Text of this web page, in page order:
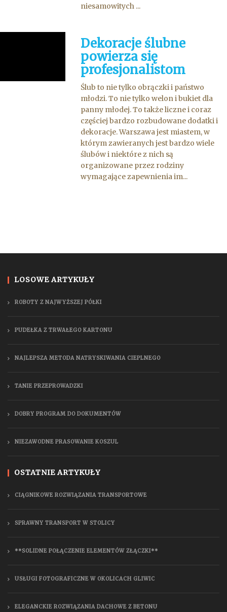
niesamowitych ...
Dekoracje ślubne
powierza się
profesjonalistom
Ślub to nie tylko obrączki i państwo
młodzi. To nie tylko welon i bukiet dla
panny młodej. To także liczne i coraz
częściej bardzo rozbudowane dodatki i
dekoracje. Warszawa jest miastem, w
którym zawieranych jest bardzo wiele
ślubów i niektóre z nich są
organizowane przez rodziny
wymagające zapewnienia im...
LOSOWE ARTYKUŁY
ROBOTY Z NAJWYŻSZEJ PÓŁKI
PUDEŁKA Z TRWAŁEGO KARTONU
NAJLEPSZA METODA NATRYSKIWANIA CIEPLNEGO
TANIE PRZEPROWADZKI
DOBRY PROGRAM DO DOKUMENTÓW
NIEZAWODNE PRASOWANIE KOSZUL
OSTATNIE ARTYKUŁY
CIĄGNIKOWE ROZWIĄZANIA TRANSPORTOWE
SPRAWNY TRANSPORT W STOLICY
**SOLIDNE POŁĄCZENIE ELEMENTÓW ZŁĄCZKI**
USŁUGI FOTOGRAFICZNE W OKOLICACH GLIWIC
ELEGANCKIE ROZWIĄZANIA DACHOWE Z BETONU